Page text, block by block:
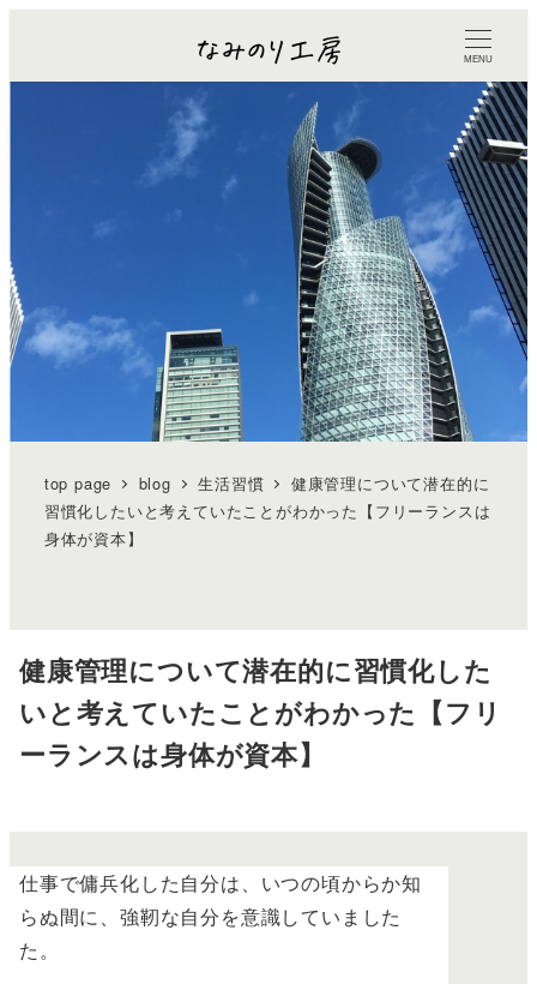
MENU
top page blog 生活習慣
健康管理について潜在的に
習慣化したいと考えていたことがわかった【フリーランスは
身体が資本】
健康管理について潜在的に習慣化した
いと考えていたことがわかった【フリ
ーランスは身体が資本】
仕事で傭兵化した自分は、いつの頃からか知
らぬ間に、強靭な自分を意識していました
た。